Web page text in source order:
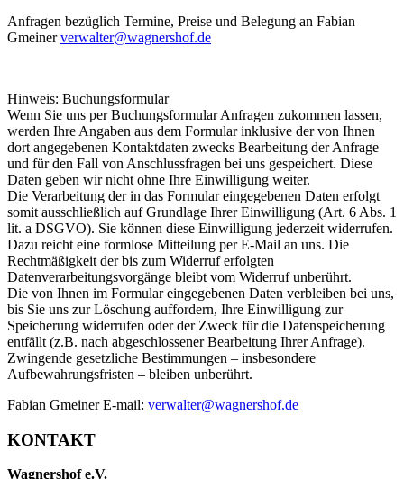
Anfragen bezüglich Termine, Preise und Belegung an Fabian
Gmeinerverwalter@wagnershof.de
Hinweis: Buchungsformular
Wenn Sie uns per Buchungsformular Anfragen zukommen lassen,
werden Ihre Angaben aus dem Formular inklusive der von Ihnen
dort angegebenen Kontaktdaten zwecks Bearbeitung der Anfrage
und für den Fall von Anschlussfragen bei uns gespeichert. Diese
Daten geben wir nicht ohne Ihre Einwilligung weiter.
Die Verarbeitung der in das Formular eingegebenen Daten erfolgt
somit ausschließlich auf Grundlage Ihrer Einwilligung (Art. 6 Abs. 1
lit. a DSGVO). Sie können diese Einwilligung jederzeit widerrufen.
Dazu reicht eine formlose Mitteilung per E-Mail an uns. Die
Rechtmäßigkeit der bis zum Widerruf erfolgten
Datenverarbeitungsvorgänge bleibt vom Widerruf unberührt.
Die von Ihnen im Formular eingegebenen Daten verbleiben bei uns,
bis Sie uns zur Löschung auffordern, Ihre Einwilligung zur
Speicherung widerrufen oder der Zweck für die Datenspeicherung
entfällt (z.B. nach abgeschlossener Bearbeitung Ihrer Anfrage).
Zwingende gesetzliche Bestimmungen – insbesondere
Aufbewahrungsfristen – bleiben unberührt.
Fabian Gmeiner E-mail: verwalter@wagnershof.de
KONTAKT
Wagnershof e.V.